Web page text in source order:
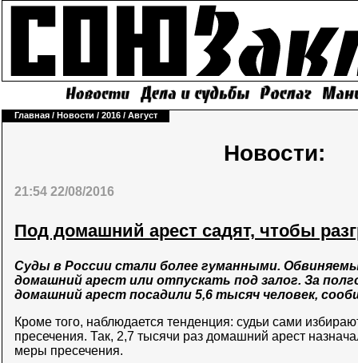
Главная / Новости / 2016 / Август
Новости:
21:54 22/08/2016
Под домашний арест садят, чтобы
Суды в России стали более гуманными.
домашний арест или отпускать под залог. За
домашний арест посадили 5,6 тысяч человек,
Кроме того, наблюдается тенденция: судьи сами
пресечения. Так, 2,7 тысячи раз домашний арест
меры пресечения.